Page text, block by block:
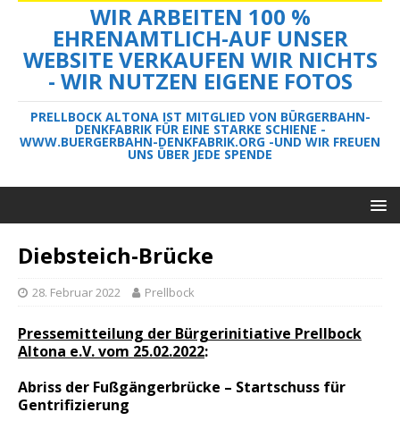
WIR ARBEITEN 100 %
EHRENAMTLICH-AUF UNSER
WEBSITE VERKAUFEN WIR NICHTS
- WIR NUTZEN EIGENE FOTOS
PRELLBOCK ALTONA IST MITGLIED VON BÜRGERBAHN-
DENKFABRIK FÜR EINE STARKE SCHIENE -
WWW.BUERGERBAHN-DENKFABRIK.ORG -UND WIR FREUEN
UNS ÜBER JEDE SPENDE
Diebsteich-Brücke
28. Februar 2022 Prellbock
Pressemitteilung der Bürgerinitiative Prellbock
Altona e.V. vom 25.02.2022:
Abriss der Fußgängerbrücke – Startschuss für
Gentrifizierung